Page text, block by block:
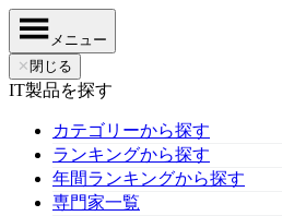
メニュー
✕ 閉じる
IT製品を探す
カテゴリーから探す
ランキングから探す
年間ランキングから探す
専門家一覧